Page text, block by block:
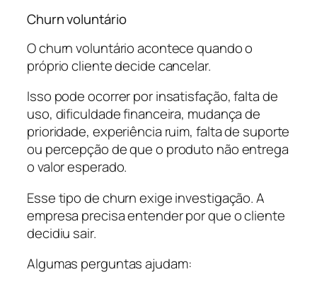
Churn voluntário
O churn voluntário acontece quando o
próprio cliente decide cancelar.
Isso pode ocorrer por insatisfação, falta de
uso, dificuldade financeira, mudança de
prioridade, experiência ruim, falta de suporte
ou percepção de que o produto não entrega
o valor esperado.
Esse tipo de churn exige investigação. A
empresa precisa entender por que o cliente
decidiu sair.
Algumas perguntas ajudam: